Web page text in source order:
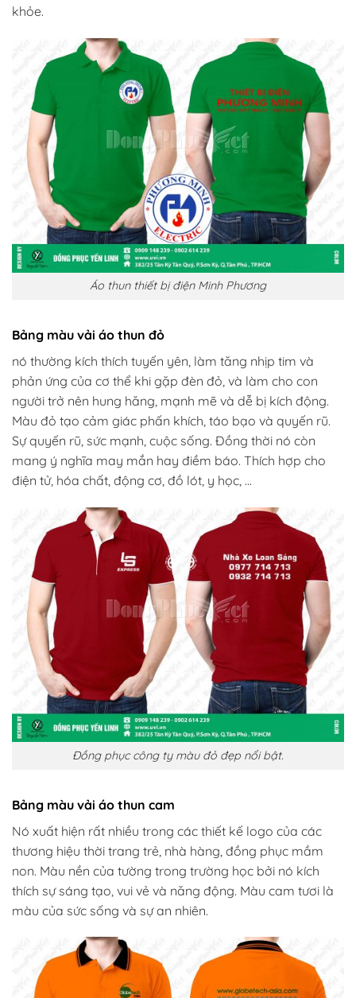
khỏe.
Áo thun thiết bị điện Minh Phương
Bảng màu vải áo thun đỏ
nó thường kích thích tuyến yên, làm tăng nhịp tim và
phản ứng của cơ thể khi gặp đèn đỏ, và làm cho con
người trở nên hung hăng, mạnh mẽ và dễ bị kích động.
Màu đỏ tạo cảm giác phấn khích, táo bạo và quyến rũ.
Sự quyến rũ, sức mạnh, cuộc sống. Đồng thời nó còn
mang ý nghĩa may mắn hay điềm báo. Thích hợp cho
điện tử, hóa chất, động cơ, đồ lót, y học, …
Đồng phục công ty màu đỏ đẹp nổi bật.
Bảng màu vải áo thun cam
Nó xuất hiện rất nhiều trong các thiết kế logo của các
thương hiệu thời trang trẻ, nhà hàng, đồng phục mầm
non. Màu nền của tường trong trường học bởi nó kích
thích sự sáng tạo, vui vẻ và năng động. Màu cam tươi là
màu của sức sống và sự an nhiên.